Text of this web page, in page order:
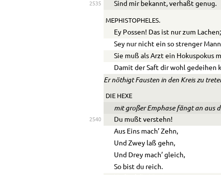
2535 Sind mir bekannt, verhaßt genug.
MEPHISTOPHELES.
Ey Possen! Das ist nur zum Lachen;
Sey nur nicht ein so strenger
Sie muß als Arzt ein Hokuspokus
Damit der Saft dir wohl gedeihen
Er nöthigt Fausten in den Kreis zu
DIE HEXE
mit großer Emphase fängt an aus
2540
Du mußt verstehn!
Aus Eins mach’ Zehn,
Und Zwey laß gehn,
Und Drey mach’ gleich,
So bist du reich.